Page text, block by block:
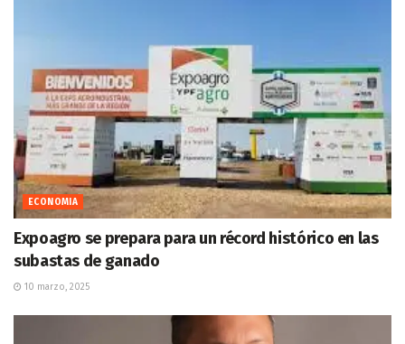
ECONOMIA
Expoagro se prepara para un récord histórico en las
subastas de ganado
10 marzo, 2025